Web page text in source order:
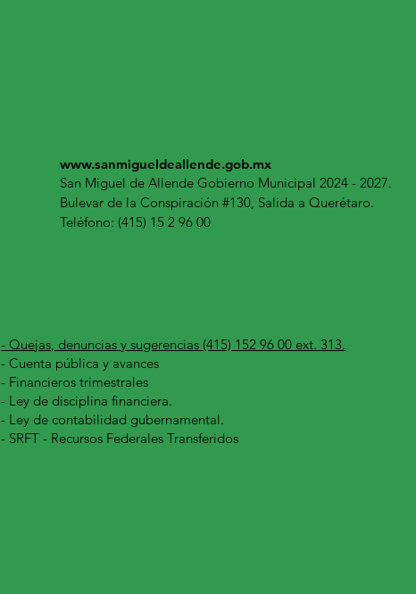
www.sanmigueldeallende.gob.mx
San Miguel de Allende Gobierno Municipal 2024 - 2027.
Bulevar de la Conspiración #130, Salida a Querétaro.
Teléfono: (415) 15 2 96 00
- Quejas, denuncias y sugerencias (415) 152 96 00 ext. 313.
-Cuenta pública y avances
- Financieros trimestrales
- Ley de disciplina financiera.
- Ley de contabilidad gubernamental.
- SRFT - Recursos Federales Transferidos